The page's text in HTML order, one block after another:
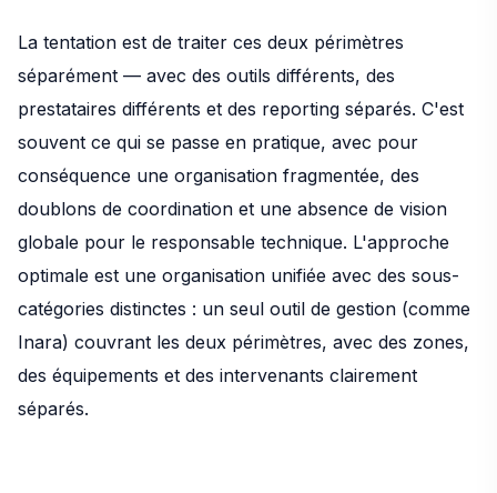
La tentation est de traiter ces deux périmètres
séparément — avec des outils différents, des
prestataires différents et des reporting séparés. C'est
souvent ce qui se passe en pratique, avec pour
conséquence une organisation fragmentée, des
doublons de coordination et une absence de vision
globale pour le responsable technique. L'approche
optimale est une organisation unifiée avec des sous-
catégories distinctes : un seul outil de gestion (comme
Inara) couvrant les deux périmètres, avec des zones,
des équipements et des intervenants clairement
séparés.